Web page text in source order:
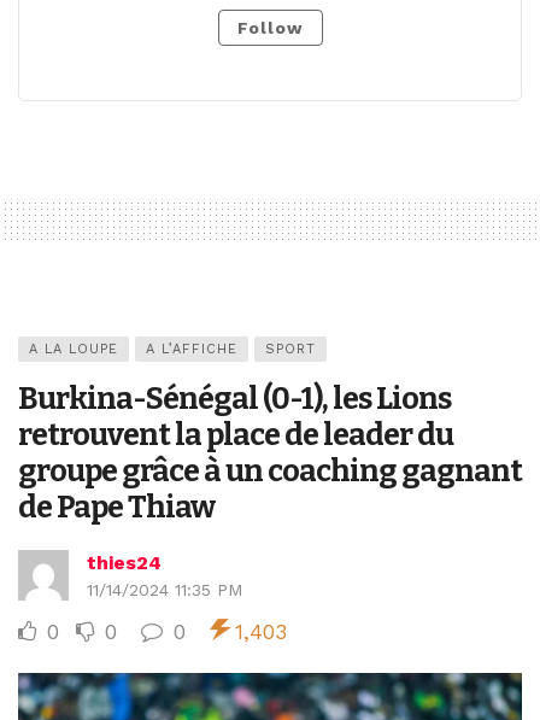
Follow
A LA LOUPE A L’AFFICHE SPORT
Burkina-Sénégal (0-1), les Lions
retrouvent la place de leader du
groupe grâce à un coaching gagnant
de Pape Thiaw
thies24
11/14/2024 11:35 PM
0 0 0 1,403